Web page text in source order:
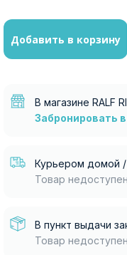
Добавить в корзину
В магазине RALF
Забронировать
Курьером домой /
Товар
В пункт выдачи
Товар